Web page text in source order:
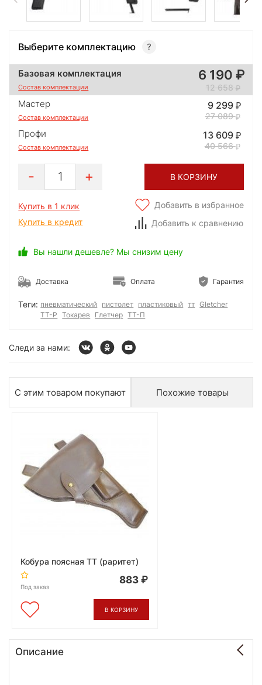
Выберите комплектацию
Базовая комплектация
Состав комплектации
6 190
12 658
Мастер
Состав комплектации
9 299
27 089
Профи
Состав комплектации
13 609
40 566
1 В КОРЗИНУ
Купить в 1 клик
Купить в кредит
Добавить в избранное
Добавить к сравнению
Вы нашли дешевле? Мы снизим цену
Доставка Оплата Гарантия
Теги: пневматический пистолет пластиковый тт Gletcher
TT-P
Токарев Глетчер ТТ-П
Следи за нами:
С этим товаром покупают Похожие товары
Кобура поясная ТТ (раритет)
Под заказ
883
В КОРЗИНУ
Описание